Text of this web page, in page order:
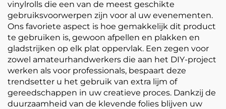
vinylrolls die een van de meest geschikte
gebruiksvoorwerpen zijn voor al uw evenementen.
Ons favoriete aspect is hoe gemakkelijk dit product
te gebruiken is, gewoon afpellen en plakken en
gladstrijken op elk plat oppervlak. Een zegen voor
zowel amateurhandwerkers die aan het DIY-project
werken als voor professionals, bespaart deze
trendsetter u het gebruik van extra lijm of
gereedschappen in uw creatieve proces. Dankzij de
duurzaamheid van de klevende folies blijven uw